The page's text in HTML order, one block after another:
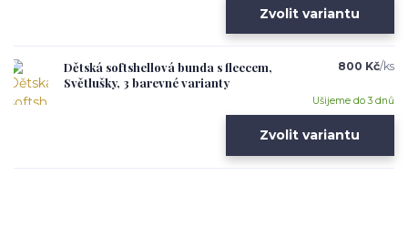
Zvolit variantu
Dětská softshellová bunda s fleecem,
Světlušky, 3 barevné varianty
800 Kč/ks
Ušijeme do 3 dnů
Zvolit variantu